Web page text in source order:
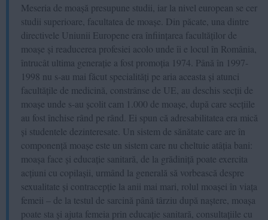
Meseria de moașă presupune studii, iar la nivel european se cer
studii superioare, facultatea de moașe. Din păcate, una dintre
directivele Uniunii Europene era înființarea facultăților de
moașe și readucerea profesiei acolo unde îi e locul în România,
întrucât ultima generație a fost promoția 1974. Până în 1997-
1998 nu s-au mai făcut specialități pe aria aceasta și atunci
facultățile de medicină, constrânse de UE, au deschis secții de
moașe unde s-au școlit cam 1.000 de moașe, după care secțiile
au fost închise rând pe rând. Ei spun că adresabilitatea era mică
și studentele dezinteresate. Un sistem de sănătate care are în
componență moașe este un sistem care nu cheltuie atâția bani:
moașa face și educație sanitară, de la grădiniță poate exercita
acțiuni cu copilașii, urmând la generală să vorbească despre
sexualitate și contracepție la anii mai mari, rolul moașei în viața
femeii – de la testul de sarcină până târziu după naștere, moașa
poate sta și ajuta femeia prin educație sanitară, consultațiile cu